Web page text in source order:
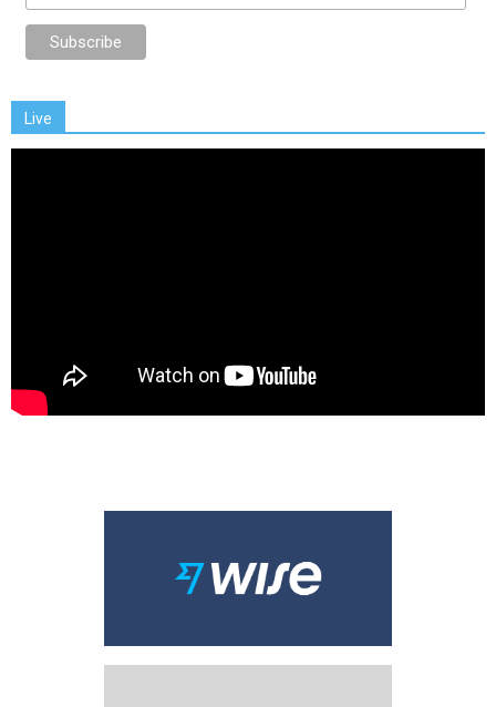
Live